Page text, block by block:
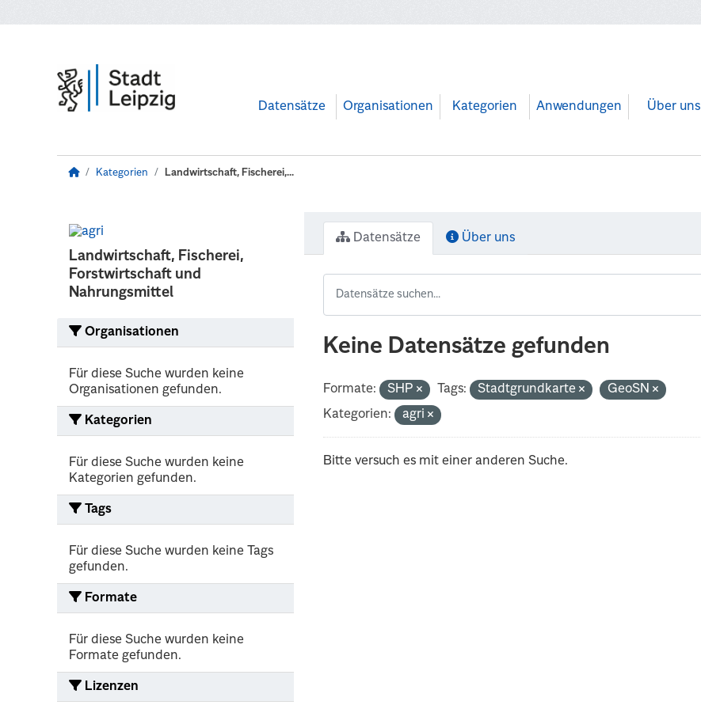
Datensätze Organisationen Kategorien Anwendungen Über uns
Kategorien Landwirtschaft, Fischerei,...
Landwirtschaft, Fischerei,
Forstwirtschaft und
Nahrungsmittel
Organisationen
Für diese Suche wurden keine
Organisationen gefunden.
Kategorien
Für diese Suche wurden keine
Kategorien gefunden.
Tags
Für diese Suche wurden keine Tags
gefunden.
Formate
Für diese Suche wurden keine
Formate gefunden.
Lizenzen
Datensätze Über uns
Keine Datensätze gefunden
Formate: SHP Tags: Stadtgrundkarte
GeoSN
Kategorien:
agri
Bitte versuch es mit einer anderen Suche.